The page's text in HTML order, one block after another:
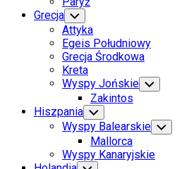
Grecja Toggle
Child
Menu
Attyka
Egeis Południowy
Grecja Środkowa
Kreta
Wyspy Jońskie Toggle
Child
Zakintos
Hiszpania Toggle
Child
Menu
Wyspy Balearskie Toggle
Child
Mallorca
Wyspy Kanaryjskie